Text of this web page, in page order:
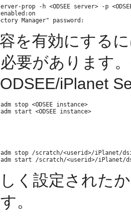
prop -h <ODSEE server> -p
を有効にする
要があります
iPlanet
stop <ODSEE instance>
stop /scratch/<userid>/iPlanet/
く設定された
。